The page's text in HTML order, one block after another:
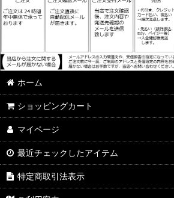
ホーム
ショッピングカート
マイページ
最近チェックしたアイテム
特定商取引法表示